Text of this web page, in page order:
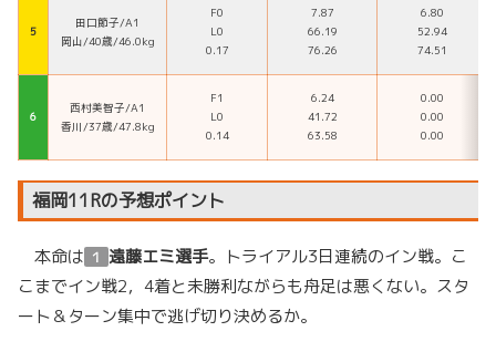
５
田口節子/A1
岡山/40歳/46.0kg
F0
L0
0.17
7.87
66.19
76.26
6.80
52.94
74.51
６
西村美智子/A1
香川/37歳/47.8kg
F1
L0
0.14
6.24
41.72
63.58
0.00
0.00
0.00
福岡11Rの予想ポイント
本命は １ 遠藤エミ選手。トライアル3日連続のイン戦。こ
こまでイン戦2，4着と未勝利ながらも舟足は悪くない。スタ
ート＆ターン集中で逃げ切り決めるか。